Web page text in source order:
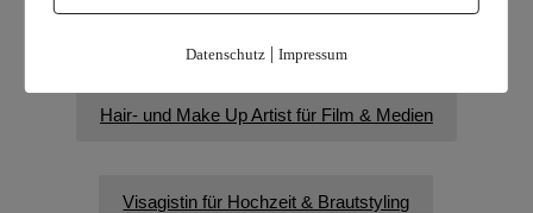
Hair- und Make Up Artist für Film & Medien
Visagistin für Hochzeit & Brautstyling
Datenschutz| Impressum